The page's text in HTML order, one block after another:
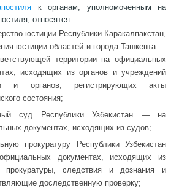
к органам, уполномоченным на
относятся:
юстиции Республики Каракалпакстан,
юстиции областей и города Ташкента —
территории на официальных
исходящих из органов и учреждений
и органов, регистрирующих акты
состояния;
суд Республики Узбекистан — на
документах, исходящих из судов;
прокуратуру Республики Узбекистан
документах, исходящих из
прокуратуры, следствия и дознания и
доследственную проверку;